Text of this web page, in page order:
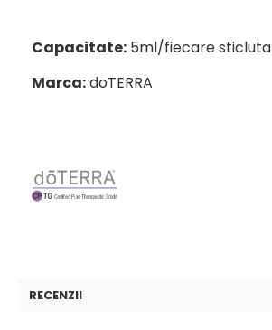
Capacitate: 5ml/fiecare sticluta
Marca:doTERRA
RECENZII